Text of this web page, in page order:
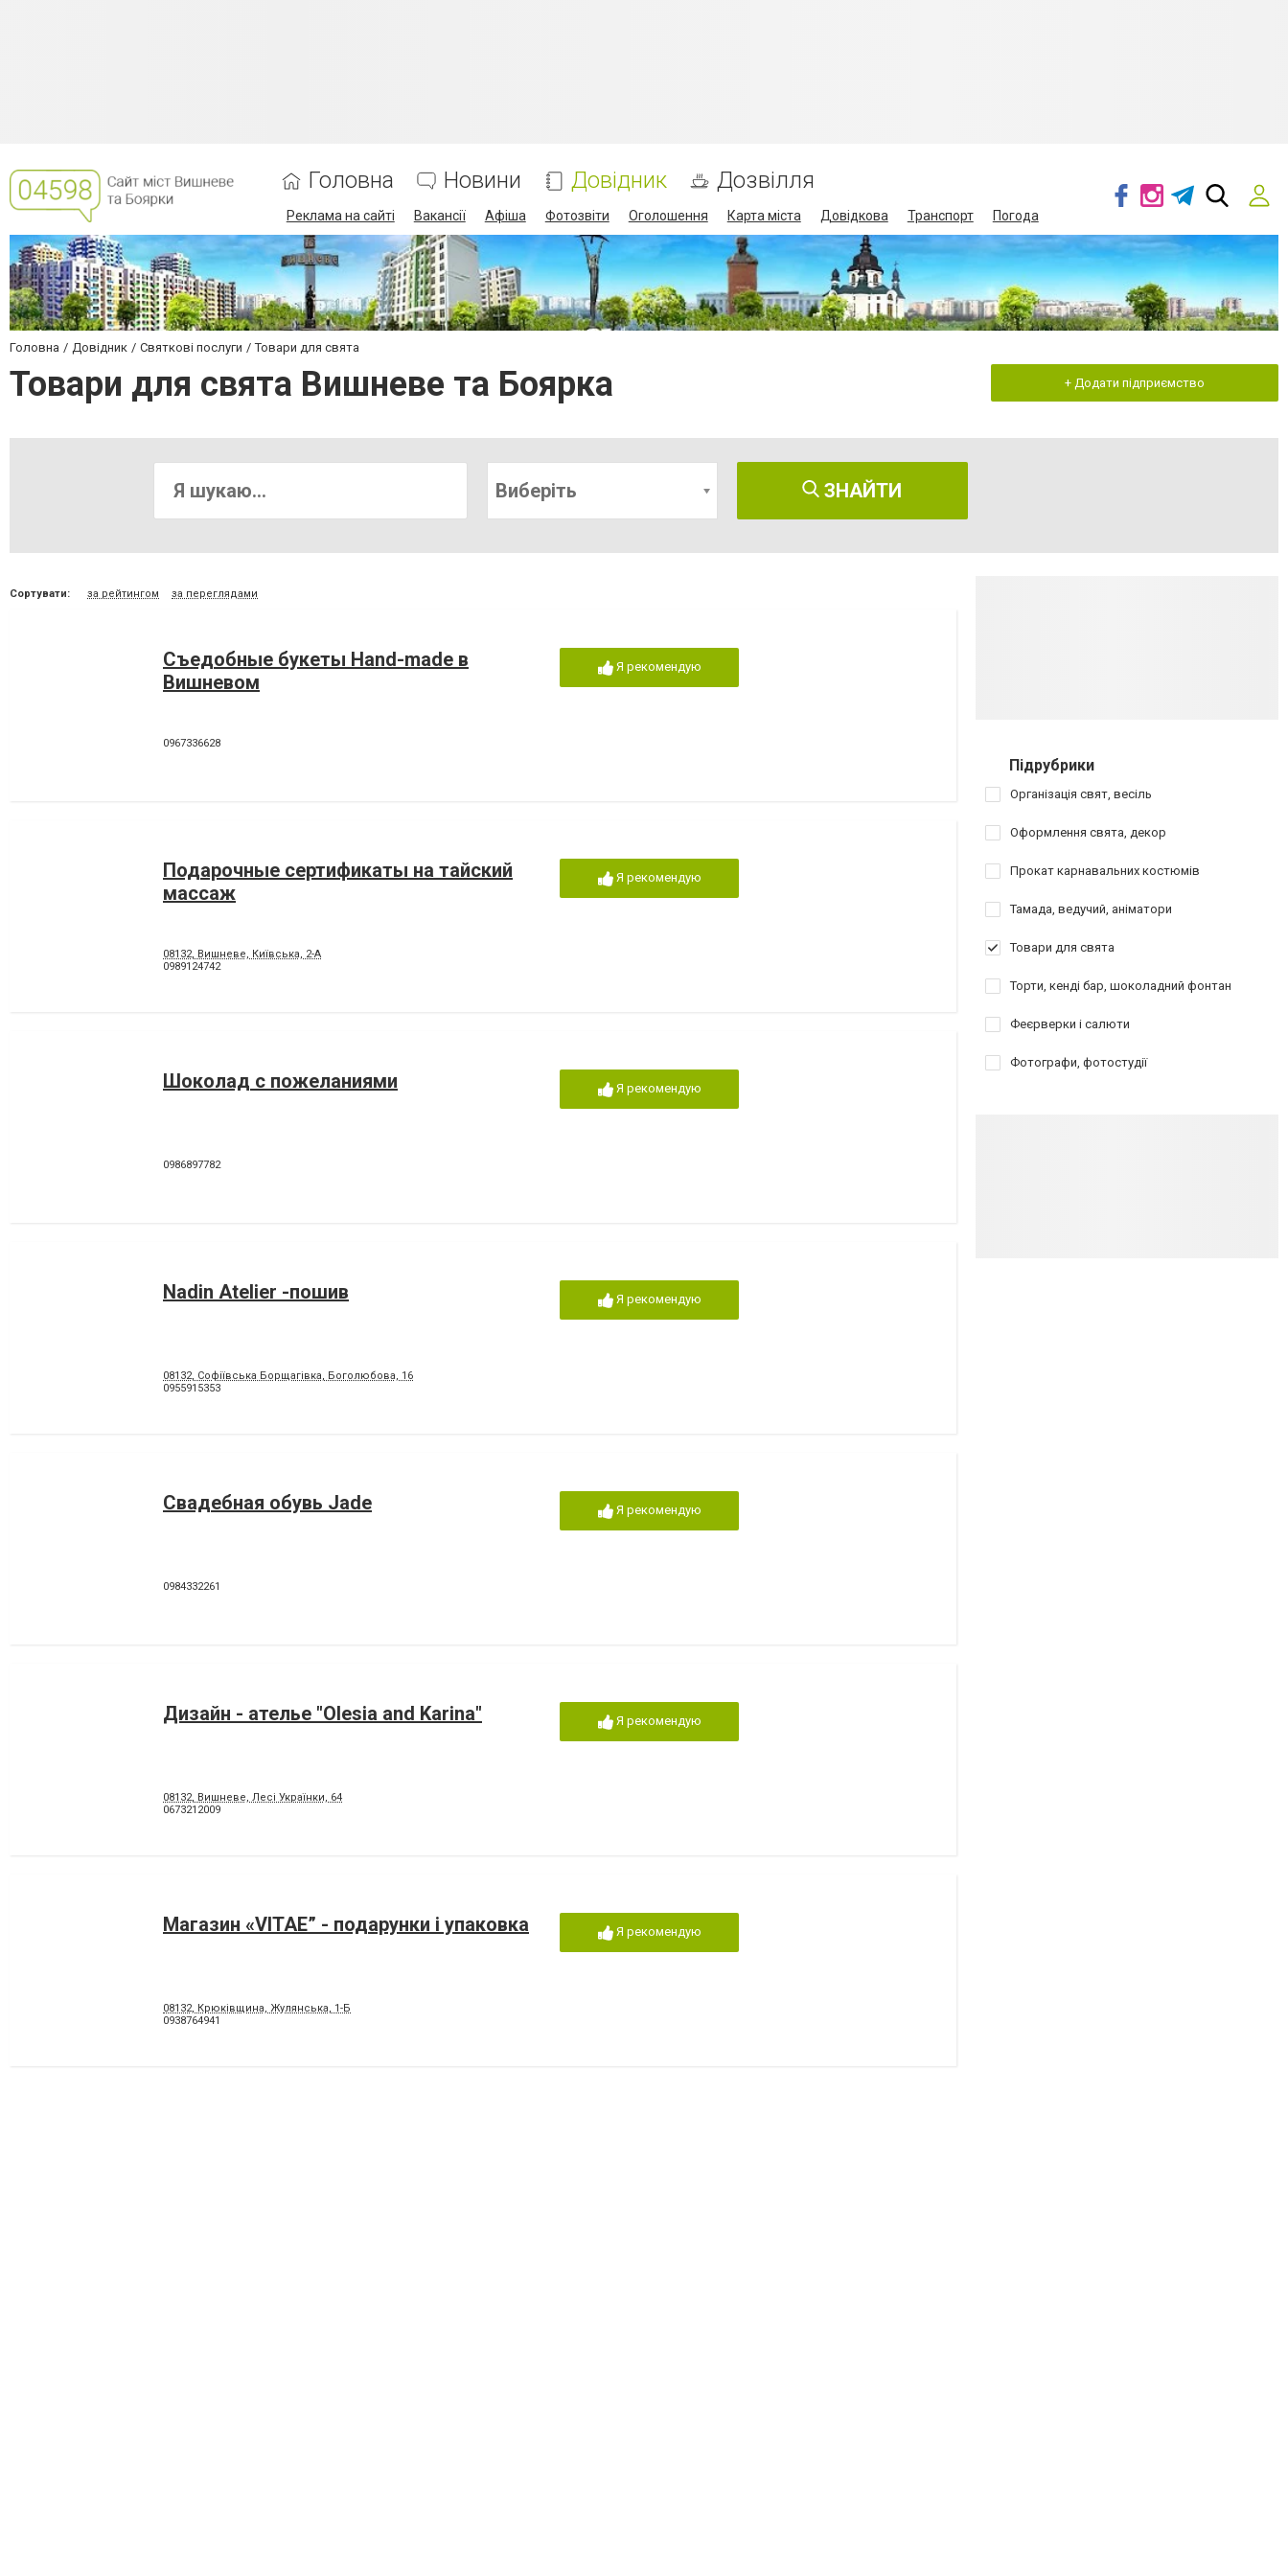
Головна Новини Довідник Дозвілля
Реклама на сайті Вакансії Афіша Фотозвіти Оголошення Карта міста Довідкова Транспорт Погода
Головна Довідник Святкові послуги Товари для свята
Товари для свята Вишневе та Боярка + Додати підприємство
Виберіть ЗНАЙТИ
Сортувати: за рейтингом за переглядами
Съедобные букеты Hand-made в
Вишневом
0967336628
Я рекомендую
Подарочные сертификаты на тайский
массаж
08132, Вишневе, Київська, 2-А
0989124742
Я рекомендую
Шоколад с пожеланиями
0986897782
Я рекомендую
Nadin Atelier -пошив
08132, Софіївська Борщагівка, Боголюбова, 16
0955915353
Я рекомендую
Свадебная обувь Jade
0984332261
Я рекомендую
Дизайн - ателье "Olesia and Karina"
08132, Вишневе, Лесі Українки, 64
0673212009
Я рекомендую
Магазин «VITAE” - подарунки і упаковка
08132, Крюківщина, Жулянська, 1-Б
0938764941
Я рекомендую
Підрубрики
Організація свят, весіль
Оформлення свята, декор
Прокат карнавальних костюмів
Тамада, ведучий, аніматори
Товари для свята
Торти, кенді бар, шоколадний фонтан
Феєрверки і салюти
Фотографи, фотостудії